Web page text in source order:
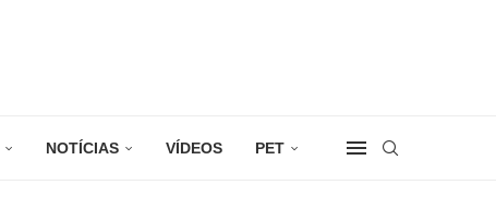
NOTÍCIAS VÍDEOS PET